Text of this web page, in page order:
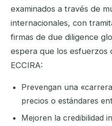
examinados a través de
internacionales, con
firmas de due diligence
espera que los esfuerzos
ECCIRA:
Prevengan una
precios o estándares
Mejoren la credibilidad